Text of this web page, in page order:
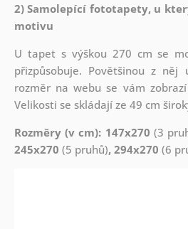
2) Samolepící fototapety, u
motivu
U tapet s výškou 270 cm se
přizpůsobuje. Povětšinou z něj
rozměr na webu se vám
Velikosti se skládají ze 49 cm
Rozměry (v cm): 147x270 (3
245x270 (5 pruhů), 294x270 (6